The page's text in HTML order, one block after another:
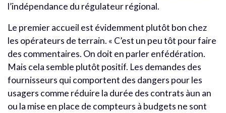
l’indépendance du régulateur régional.
Le premier accueil est évidemment plutôt bon chez
les opérateurs de terrain. « C’est un peu tôt pour faire
des commentaires. On doit en parler enfédération.
Mais cela semble plutôt positif. Les demandes des
fournisseurs qui comportent des dangers pour les
usagers comme réduire la durée des contrats àun an
ou la mise en place de compteurs à budgets ne sont